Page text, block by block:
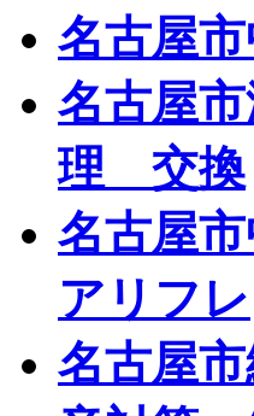
名古屋
名古屋
理 交換
名古屋
アリフレ
名古屋